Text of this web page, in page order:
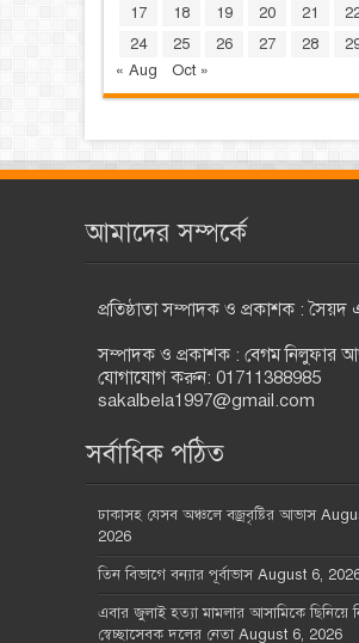
17
18 19 20 21
24
25 26 27 28
« Aug
Oct »
আমাদের সম্পর্কে
প্রতিষ্ঠাতা সম্পাদক ও প্রকাশক :
সম্পাদক ও প্রকাশক : বেগম নিলুফার
যোগাযোগ করুন: 01711388985
sakalbela1997@gmail.com
সর্বাধিক পঠিত
ঢাকাসহ যেসব অঞ্চলে বজ্রবৃষ্টির আভাস
2026
তিন বিভাগে বন্যার পূর্বাভাস August 6,
এবার জুলাই হত্যা মামলার আসামিকে ছিনিয়ে
স্বেচ্ছাসেবক দলের নেতা August 6, 2026